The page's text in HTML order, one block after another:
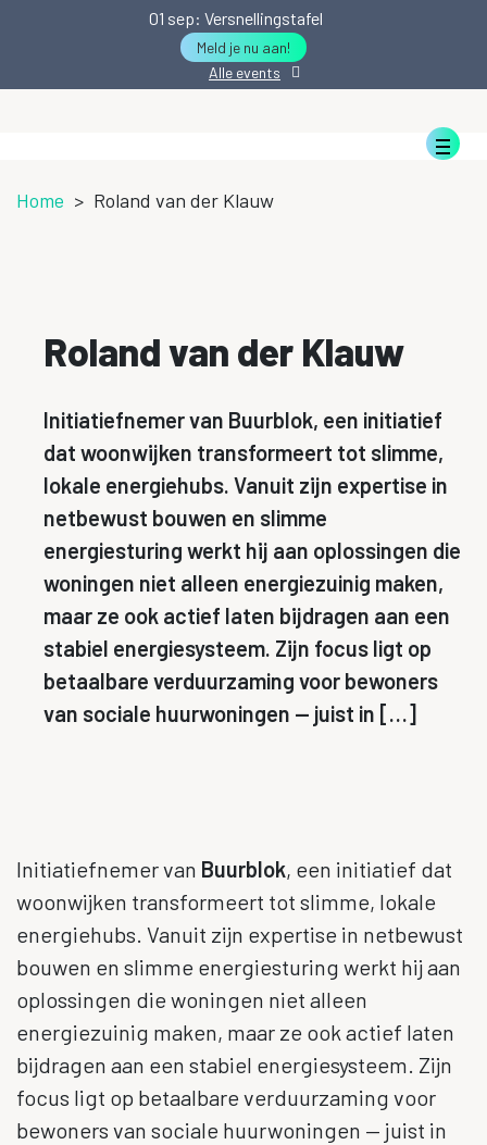
01 sep: Versnellingstafel
Meld je nu aan!
Alle events
Home > Roland van der Klauw
Roland van der Klauw
Initiatiefnemer van Buurblok, een initiatief
dat woonwijken transformeert tot slimme,
lokale energiehubs. Vanuit zijn expertise in
netbewust bouwen en slimme
energiesturing werkt hij aan oplossingen die
woningen niet alleen energiezuinig maken,
maar ze ook actief laten bijdragen aan een
stabiel energiesysteem. Zijn focus ligt op
betaalbare verduurzaming voor bewoners
van sociale huurwoningen — juist in […]
Initiatiefnemer van Buurblok, een initiatief dat
woonwijken transformeert tot slimme, lokale
energiehubs. Vanuit zijn expertise in netbewust
bouwen en slimme energiesturing werkt hij aan
oplossingen die woningen niet alleen
energiezuinig maken, maar ze ook actief laten
bijdragen aan een stabiel energiesysteem. Zijn
focus ligt op betaalbare verduurzaming voor
bewoners van sociale huurwoningen — juist in